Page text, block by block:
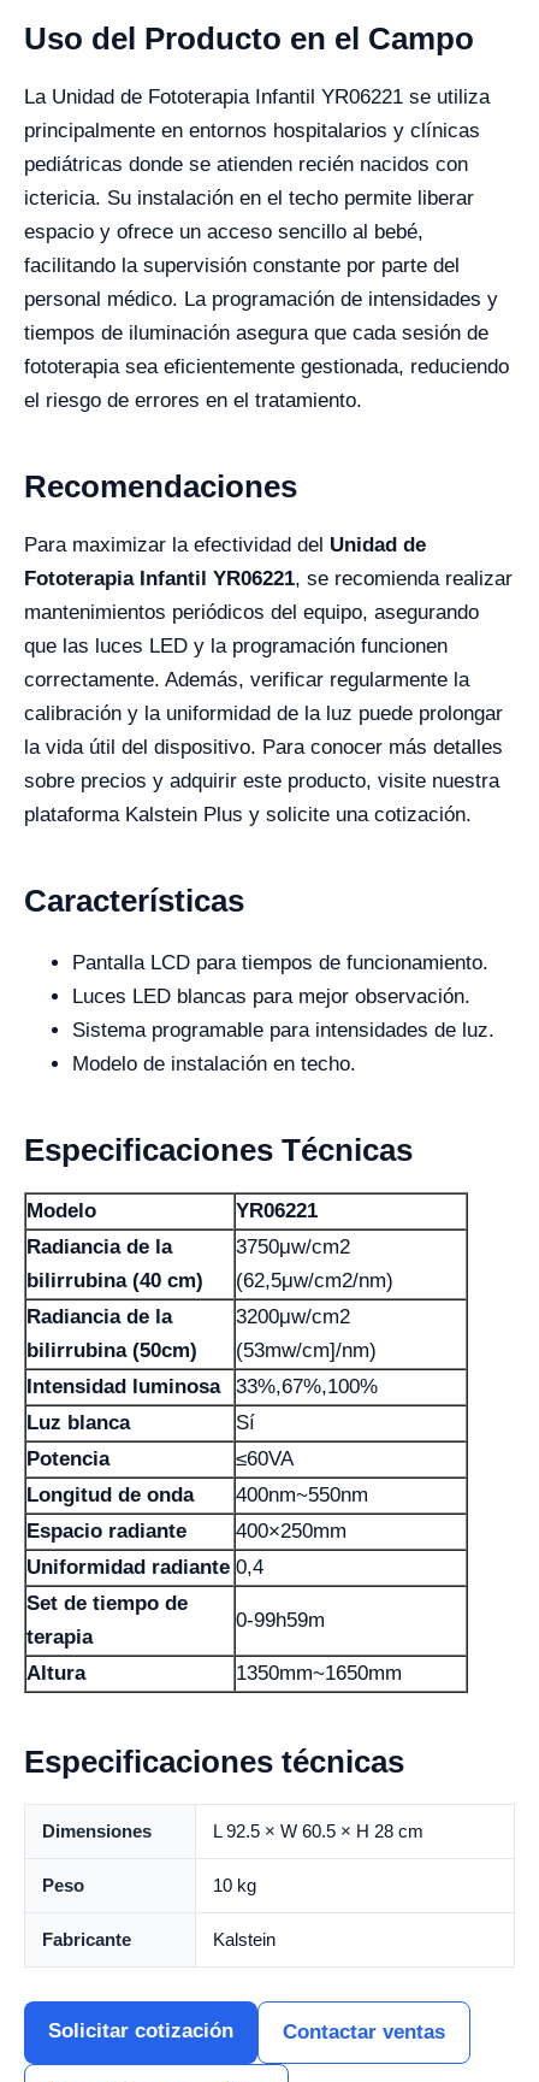
Uso del Producto en el Campo
La Unidad de Fototerapia Infantil YR06221 se utiliza
principalmente en entornos hospitalarios y clínicas
pediátricas donde se atienden recién nacidos con
ictericia. Su instalación en el techo permite liberar
espacio y ofrece un acceso sencillo al bebé,
facilitando la supervisión constante por parte del
personal médico. La programación de intensidades y
tiempos de iluminación asegura que cada sesión de
fototerapia sea eficientemente gestionada, reduciendo
el riesgo de errores en el tratamiento.
Recomendaciones
Para maximizar la efectividad del Unidad de
Fototerapia Infantil YR06221, se recomienda realizar
mantenimientos periódicos del equipo, asegurando
que las luces LED y la programación funcionen
correctamente. Además, verificar regularmente la
calibración y la uniformidad de la luz puede prolongar
la vida útil del dispositivo. Para conocer más detalles
sobre precios y adquirir este producto, visite nuestra
plataforma Kalstein Plus y solicite una cotización.
Características
Pantalla LCD para tiempos de funcionamiento.
Luces LED blancas para mejor observación.
Sistema programable para intensidades de luz.
Modelo de instalación en techo.
Especificaciones Técnicas
Modelo
YR06221
Radiancia de la
bilirrubina (40 cm)
3750μw/cm2
(62,5μw/cm2/nm)
Radiancia de la
bilirrubina (50cm)
3200μw/cm2
(53mw/cm]/nm)
Intensidad luminosa
33%,67%,100%
Luz blanca
Sí
Potencia
≤60VA
Longitud de onda
400nm~550nm
Espacio radiante
400×250mm
Uniformidad radiante 0,4
Set de tiempo de
terapia
0-99h59m
Altura 1350mm~1650mm
Especificaciones técnicas
Dimensiones L 92.5 × W 60.5 × H 28 cm
Peso 10 kg
Fabricante Kalstein
Solicitar cotización Contactar ventas